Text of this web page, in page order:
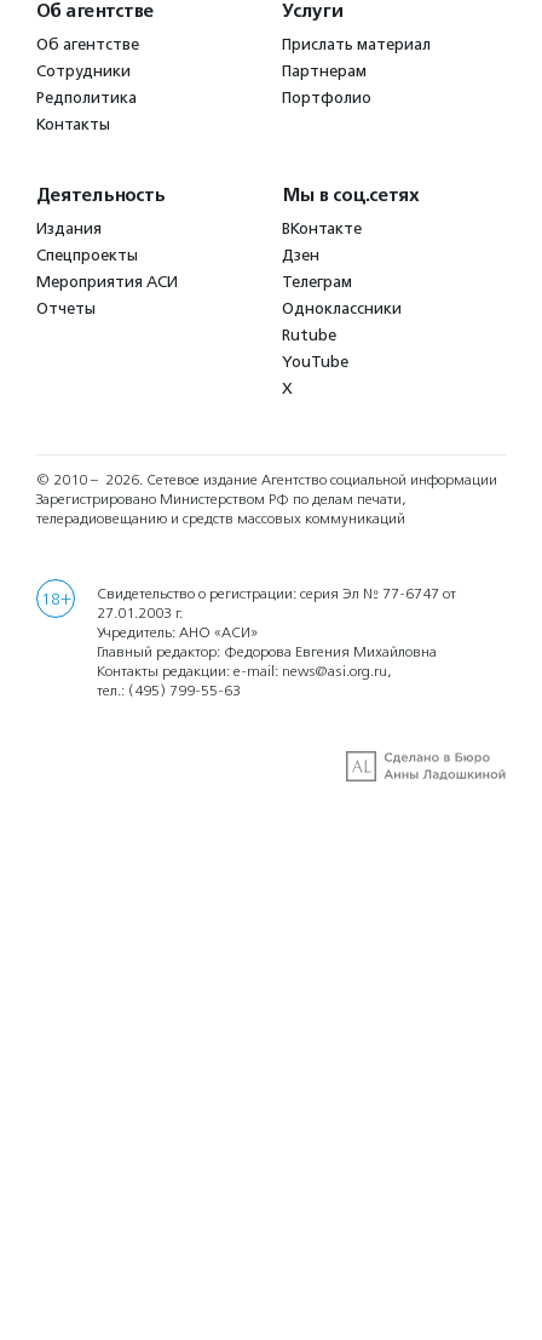
Об агентстве
Об агентстве
Сотрудники
Редполитика
Контакты
Услуги
Прислать материал
Партнерам
Портфолио
Деятельность
Издания
Спецпроекты
Мероприятия АСИ
Отчеты
Мы в соц.сетях
ВКонтакте
Дзен
Телеграм
Одноклассники
Rutube
YouTube
X
© 2010 – 2026. Сетевое издание Агентство социальной информации
Зарегистрировано Министерством РФ по делам печати,
телерадиовещанию и средств массовых коммуникаций
18+
Свидетельство о регистрации: серия Эл № 77-6747 от
27.01.2003 г.
Учредитель: АНО «АСИ»
Главный редактор: Федорова Евгения Михайловна
Контакты редакции: e-mail: news@asi.org.ru,
тел.: (495) 799-55-63